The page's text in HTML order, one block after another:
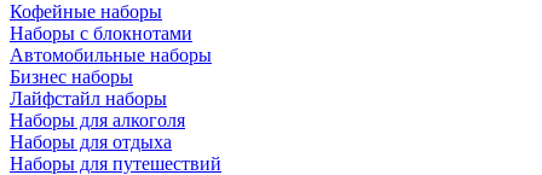
Кофейные наборы
Наборы с блокнотами
Автомобильные наборы
Бизнес наборы
Лайфстайл наборы
Наборы для алкоголя
Наборы для отдыха
Наборы для путешествий